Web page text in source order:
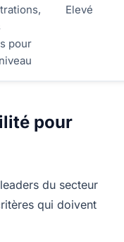
pour
Elevé
pour
du secteur
qui doivent